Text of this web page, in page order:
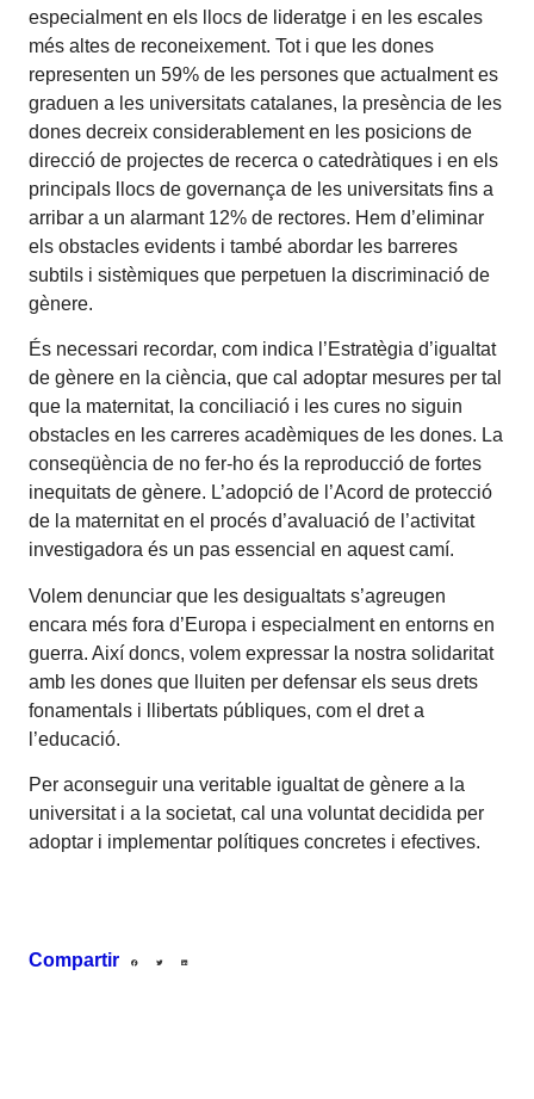
especialment en els llocs de lideratge i en les escales
més altes de reconeixement. Tot i que les dones
representen un 59% de les persones que actualment es
graduen a les universitats catalanes, la presència de les
dones decreix considerablement en les posicions de
direcció de projectes de recerca o catedràtiques i en els
principals llocs de governança de les universitats fins a
arribar a un alarmant 12% de rectores. Hem d’eliminar
els obstacles evidents i també abordar les barreres
subtils i sistèmiques que perpetuen la discriminació de
gènere.
És necessari recordar, com indica l’Estratègia d’igualtat
de gènere en la ciència, que cal adoptar mesures per tal
que la maternitat, la conciliació i les cures no siguin
obstacles en les carreres acadèmiques de les dones. La
conseqüència de no fer-ho és la reproducció de fortes
inequitats de gènere. L’adopció de l’Acord de protecció
de la maternitat en el procés d’avaluació de l’activitat
investigadora és un pas essencial en aquest camí.
Volem denunciar que les desigualtats s’agreugen
encara més fora d’Europa i especialment en entorns en
guerra. Així doncs, volem expressar la nostra solidaritat
amb les dones que lluiten per defensar els seus drets
fonamentals i llibertats públiques, com el dret a
l’educació.
Per aconseguir una veritable igualtat de gènere a la
universitat i a la societat, cal una voluntat decidida per
adoptar i implementar polítiques concretes i efectives.
Compartir